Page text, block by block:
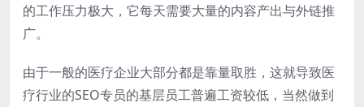
的工作压力极大，它每天需要大量的内容产出与外链推
广。
由于一般的医疗企业大部分都是靠量取胜，这就导致医
疗行业的SEO专员的基层员工普遍工资较低，当然做到